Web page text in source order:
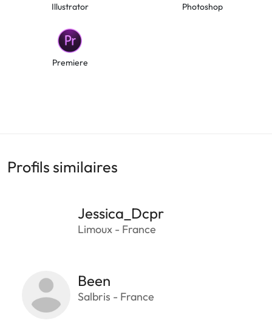
Illustrator Photoshop
Premiere
Profils similaires
Jessica_Dcpr
Limoux - France
Been
Salbris - France